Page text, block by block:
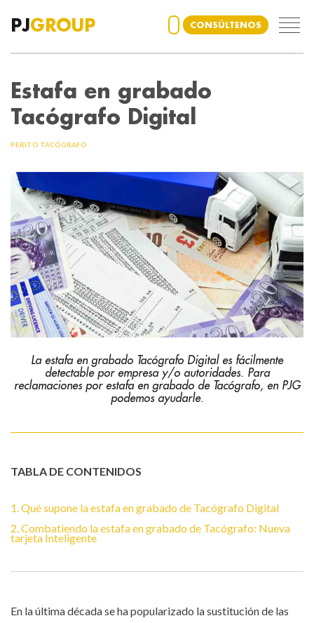
PJGROUP CONSÚLTENOS
Estafa en grabado
Tacógrafo Digital
PERITO TACÓGRAFO
La estafa en grabado Tacógrafo Digital es fácilmente
detectable por empresa y/o autoridades. Para
reclamaciones por estafa en grabado de Tacógrafo, en PJG
podemos ayudarle.
TABLA DE CONTENIDOS
1. Qué supone la estafa en grabado de Tacógrafo Digital
2. Combatiendo la estafa en grabado de Tacógrafo: Nueva
tarjeta Inteligente
En la última década se ha popularizado la sustitución de las